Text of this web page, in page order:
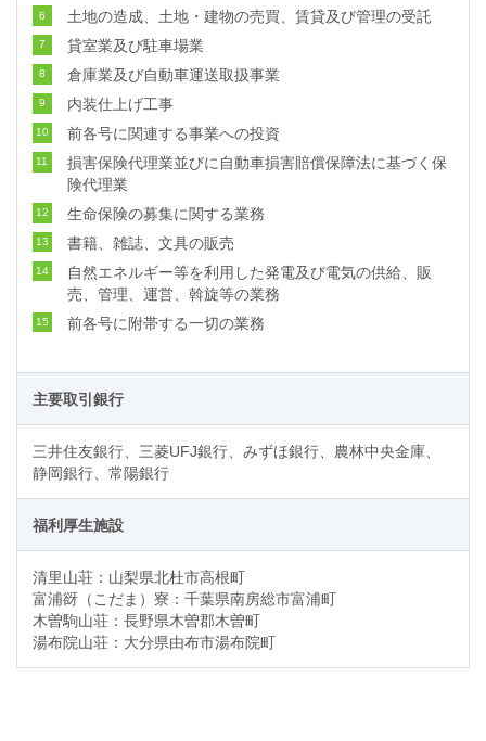
6 土地の造成、土地・建物の売買、賃貸及び管理の受託
7 貸室業及び駐車場業
8 倉庫業及び自動車運送取扱事業
9 内装仕上げ工事
10 前各号に関連する事業への投資
11
損害保険代理業並びに自動車損害賠償保障法に基づく保
険代理業
12 生命保険の募集に関する業務
13 書籍、雑誌、文具の販売
14
自然エネルギー等を利用した発電及び電気の供給、販
売、管理、運営、斡旋等の業務
15 前各号に附帯する一切の業務
主要取引銀行
三井住友銀行、三菱UFJ銀行、みずほ銀行、農林中央金庫、
静岡銀行、常陽銀行
福利厚生施設
清里山荘：山梨県北杜市高根町
富浦谺（こだま）寮：千葉県南房総市富浦町
木曽駒山荘：長野県木曽郡木曽町
湯布院山荘：大分県由布市湯布院町